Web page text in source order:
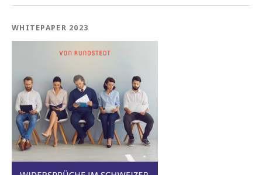
WHITEPAPER 2023